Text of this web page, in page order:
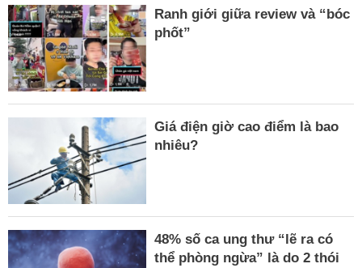
Ranh giới giữa review và “bóc
phốt”
Giá điện giờ cao điểm là bao
nhiêu?
48% số ca ung thư “lẽ ra có
thể phòng ngừa” là do 2 thói